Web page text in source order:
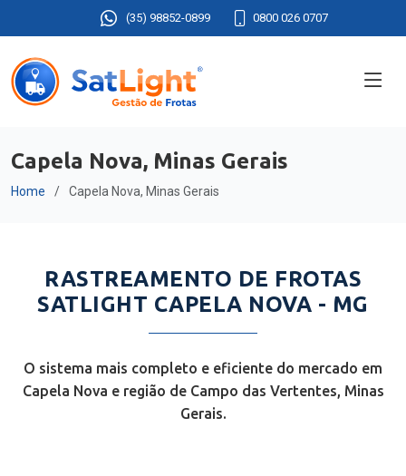
(35) 98852-0899 0800 026 0707
Capela Nova, Minas Gerais
Home Capela Nova, Minas Gerais
RASTREAMENTO DE FROTAS
SATLIGHT CAPELA NOVA - MG
O sistema mais completo e eficiente do mercado em
Capela Nova e região de Campo das Vertentes, Minas
Gerais.